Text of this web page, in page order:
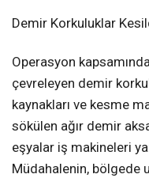
Demir Korkuluklar
Operasyon
çevreleyen demir
kaynakları ve kesme
sökülen ağır demir
eşyalar iş makineleri
Müdahalenin, bölgede